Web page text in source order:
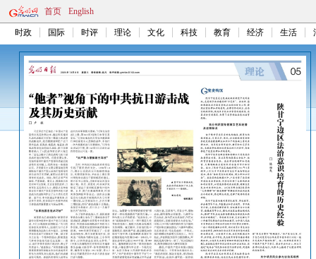
首页 English
时政 国际 时评 理论 文化 科技 教育 经济 生活